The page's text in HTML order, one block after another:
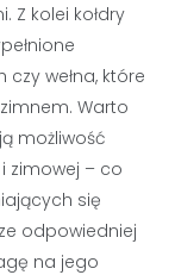
Z kolei kołdry
wełna, które
Warto
możliwość
zimowej – co
się
odpowiedniej
na jego